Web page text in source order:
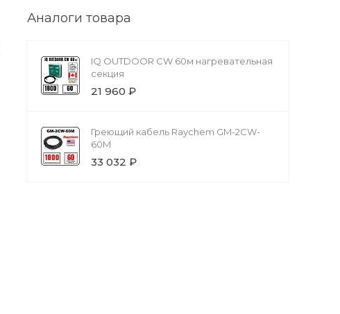
Аналоги товара
IQ OUTDOOR CW 60м нагревательная
секция
21 960 ₽
Греющий кабель Raychem GM-2CW-
60M
33 032 ₽